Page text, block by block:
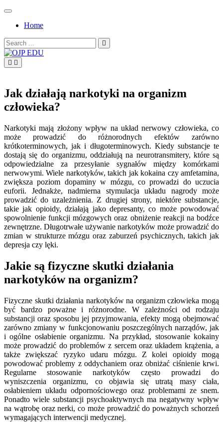
Skip
contentHome
Search
for:
Jak działają narkotyki na organizm
człowieka?
Narkotyki mają złożony wpływ na układ nerwowy człowieka, co
może prowadzić do różnorodnych efektów zarówno
krótkoterminowych, jak i długoterminowych. Kiedy substancje te
dostają się do organizmu, oddziałują na neurotransmitery, które są
odpowiedzialne za przesyłanie sygnałów między komórkami
nerwowymi. Wiele narkotyków, takich jak kokaina czy amfetamina,
zwiększa poziom dopaminy w mózgu, co prowadzi do uczucia
euforii. Jednakże, nadmierna stymulacja układu nagrody może
prowadzić do uzależnienia. Z drugiej strony, niektóre substancje,
takie jak opioidy, działają jako depresanty, co może powodować
spowolnienie funkcji mózgowych oraz obniżenie reakcji na bodźce
zewnętrzne. Długotrwałe używanie narkotyków może prowadzić do
zmian w strukturze mózgu oraz zaburzeń psychicznych, takich jak
depresja czy lęki.
Jakie są fizyczne skutki działania
narkotyków na organizm?
Fizyczne skutki działania narkotyków na organizm człowieka mogą
być bardzo poważne i różnorodne. W zależności od rodzaju
substancji oraz sposobu jej przyjmowania, efekty mogą obejmować
zarówno zmiany w funkcjonowaniu poszczególnych narządów, jak
i ogólne osłabienie organizmu. Na przykład, stosowanie kokainy
może prowadzić do problemów z sercem oraz układem krążenia, a
także zwiększać ryzyko udaru mózgu. Z kolei opioidy mogą
powodować problemy z oddychaniem oraz obniżać ciśnienie krwi.
Regularne stosowanie narkotyków często prowadzi do
wyniszczenia organizmu, co objawia się utratą masy ciała,
osłabieniem układu odpornościowego oraz problemami ze snem.
Ponadto wiele substancji psychoaktywnych ma negatywny wpływ
na wątrobę oraz nerki, co może prowadzić do poważnych schorzeń
wymagających interwencji medycznej.